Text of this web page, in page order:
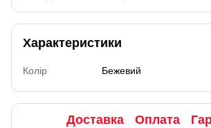
Характеристики
Колір Бежевий
Доставка Оплата